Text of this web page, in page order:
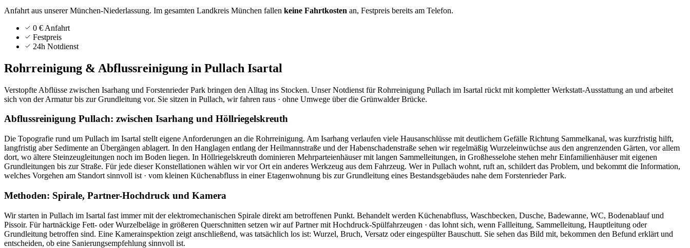
Anfahrt aus unserer München-Niederlassung. Im gesamten Landkreis München fallen keine Fahrtkosten an, Festpreis bereits am Telefon.
0 € Anfahrt
Festpreis
24h Notdienst
Rohrreinigung & Abflussreinigung in Pullach Isartal
Verstopfte Abflüsse zwischen Isarhang und Forstenrieder Park bringen den Alltag ins Stocken. Unser Notdienst für Rohrreinigung Pullach im Isartal rückt mit kompletter Werkstatt-Ausstattung an und arbeitet
sich von der Armatur bis zur Grundleitung vor. Sie sitzen in Pullach, wir fahren raus · ohne Umwege über die Grünwalder Brücke.
Abflussreinigung Pullach: zwischen Isarhang und Höllriegelskreuth
Die Topografie rund um Pullach im Isartal stellt eigene Anforderungen an die Rohrreinigung. Am Isarhang verlaufen viele Hausanschlüsse mit deutlichem Gefälle Richtung Sammelkanal, was kurzfristig hilft,
langfristig aber Sedimente an Übergängen ablagert. In den Hanglagen entlang der Heilmannstraße und der Habenschadenstraße sehen wir regelmäßig Wurzeleinwüchse aus den angrenzenden Gärten, vor allem
dort, wo ältere Steinzeugleitungen noch im Boden liegen. In Höllriegelskreuth dominieren Mehrparteienhäuser mit langen Sammelleitungen, in Großhesselohe stehen mehr Einfamilienhäuser mit eigenen
Grundleitungen bis zur Straße. Für jede dieser Konstellationen wählen wir vor Ort ein anderes Werkzeug aus dem Fahrzeug. Wer in Pullach wohnt, ruft an, schildert das Problem, und bekommt die Information,
welches Vorgehen am Standort sinnvoll ist · vom kleinen Küchenabfluss in einer Etagenwohnung bis zur Grundleitung eines Bestandsgebäudes nahe dem Forstenrieder Park.
Methoden: Spirale, Partner-Hochdruck und Kamera
Wir starten in Pullach im Isartal fast immer mit der elektromechanischen Spirale direkt am betroffenen Punkt. Behandelt werden Küchenabfluss, Waschbecken, Dusche, Badewanne, WC, Bodenablauf und
Pissoir. Für hartnäckige Fett- oder Wurzelbeläge in größeren Querschnitten setzen wir auf Partner mit Hochdruck-Spülfahrzeugen · das lohnt sich, wenn Fallleitung, Sammelleitung, Hauptleitung oder
Grundleitung betroffen sind. Eine Kamerainspektion zeigt anschließend, was tatsächlich los ist: Wurzel, Bruch, Versatz oder eingespülter Bauschutt. Sie sehen das Bild mit, bekommen den Befund erklärt und
entscheiden, ob eine Sanierungsempfehlung sinnvoll ist.